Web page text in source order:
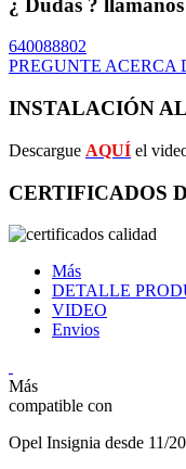
640088802
PREGUNTE ACERCA
INSTALACIÓN
Descargue AQUÍ el
CERTIFICADOS
Más
DETALLE
VIDEO
Envios
Más
compatible con
Opel Insignia desde 11/